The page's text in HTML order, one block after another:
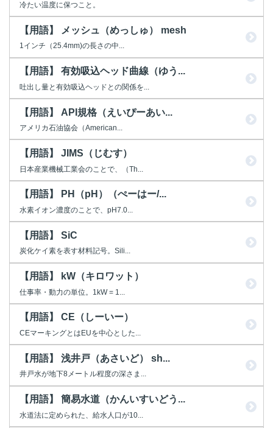
冷たい温度に保つこと。
【用語】 メッシュ（めっしゅ） mesh
1インチ（25.4mm)の長さの中...
【用語】 有効吸込ヘッド曲線（ゆう...
吐出し量と有効吸込ヘッドとの関係を...
【用語】 API規格（えいぴーあい...
アメリカ石油協会（American...
【用語】 JIMS（じむす）
日本産業機械工業会のことで、（Th...
【用語】 PH（pH）（ぺーはー/...
水素イオン濃度のことで、pH7.0...
【用語】 SiC
炭化ケイ素を表す材料記号。Sili...
【用語】 kW（キロワット）
仕事率・動力の単位。1kW = 1...
【用語】 CE（しーいー）
CEマーキングとはEUを中心とした...
【用語】 浅井戸（あさいど） sh...
井戸水が地下8メートル程度の深さま...
【用語】 簡易水道（かんいすいどう...
水道法に定められた、給水人口が10...